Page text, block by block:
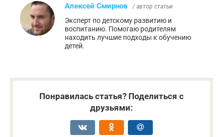
Алексей Смирнов / автор статьи
Эксперт по детскому развитию и
воспитанию. Помогаю родителям
находить лучшие подходы к обучению
детей.
Понравилась статья? Поделиться с
друзьями: